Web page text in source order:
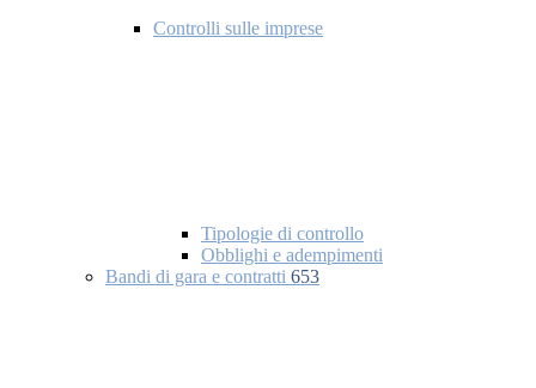
Controlli sulle imprese
Tipologie di controllo
Obblighi e adempimenti
Bandi di gara e contratti 653